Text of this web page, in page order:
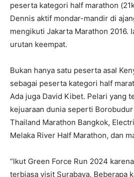
peserta kategori half marathon
Dennis aktif mondar-mandir di
mengikuti Jakarta Marathon 2016.
urutan keempat.
Bukan hanya satu peserta asal
sebagai peserta kategori half
Ada juga David Kibet. Pelari yang
kejuaraan dunia seperti
Thailand Marathon Bangkok,
Melaka River Half Marathon, dan
“Ikut Green Force Run 2024
terbiasa visit Surabaya. Beberapa